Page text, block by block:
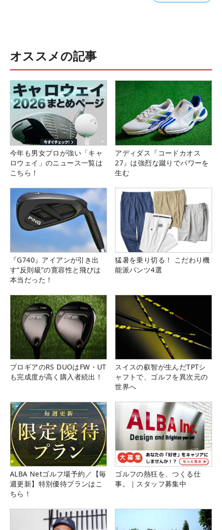
オススメの記事
今年も男女プロが強い「キャ
ロウェイ」のニュース一覧は
こちら！
アディダス『コードカオス
27』は強烈な蹴りでパワーを
生む
『G740』アイアンが引き出
す“反則級”の寛容性と飛びは
本当だった！
猛暑を乗り切る！ こだわり機
能派パンツ4選
プロギアのRS DUOはFW・UT
も完成度が高く購入者続出！
スイスの叡智が生んだTPTシ
ャフトで、ゴルフを異次元の
世界へ
ALBA Netゴルフ場予約／【毎
週更新】特別優待プランはこ
ちら！
ゴルフの熱狂を、つくる仕
事。｜スタッフ募集中